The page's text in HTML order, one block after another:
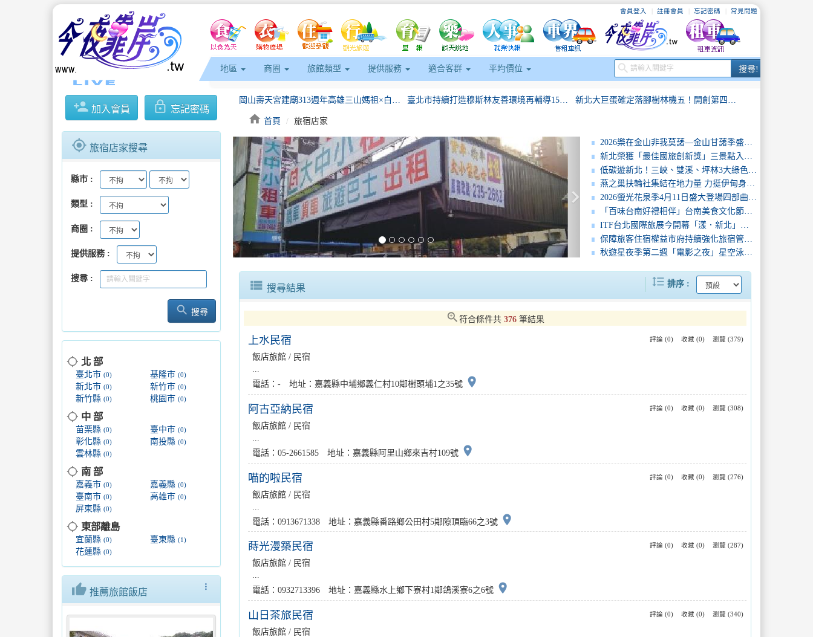
會員登入 註冊會員 忘記密碼 常見問題
地區 商圈 旅館類型 提供服務 適合客群 平均價位
搜
尋
search 搜尋!
person_add 加入會員 lock_outline 忘記密碼
gps_fixed 旅宿店家搜尋
縣市
類型
商圈
提供服務
搜尋
search 搜尋
location_searching 北 部
臺北市 (0) 基隆市(0)
新北市 (0) 新竹市(0)
新竹縣 (0) 桃園市(0)
location_searching 中 部
苗栗縣 (0) 臺中市(0)
彰化縣 (0) 南投縣(0)
雲林縣 (0)
location_searching 南 部
嘉義市 (0) 嘉義縣(0)
臺南市 (0) 高雄市(0)
屏東縣 (0)
location_searching 東部離島
宜蘭縣 (0) 臺東縣(1)
花蓮縣 (0)
more_vert
thumb_up 推薦旅館飯店
岡山壽天宮建廟313週年高雄三山媽祖×白沙屯媽祖首次聯袂岡山賜福高市府推出媽祖平安券歡迎進香信眾 臺北市持續打造穆斯林友善環境再輔導15家業者取得穆斯林友善認證推動成果屢獲國際肯定！ 新北大巨蛋確定落腳樹林機五！開創第四都心躍升國際城市
七龍珠Z星空電影院暑假加碼登場！布羅利劇場版7月21日18時15分免費放映 限量發送1,000支《七龍珠Z》主題透扇 觀旅局與衛生局聯合稽查確保旅宿環境衛生
下半年活動及演唱會接連登場！北市觀傳局加強查緝非法日租守護旅客住宿安全 基隆市全中運代表隊授旗出征 市長謝國樑勉勵選手全力以赴、再創高峰 商圈精彩活動臺南耶誕城等你來體驗
最強母親節OUTLET優惠，北中南三地同步開催！
岡山壽天宮建廟313週年高雄三山媽祖×白沙屯媽祖首次聯袂岡山賜福高市府推出媽祖平安券歡迎進香信眾 臺北市持續打造穆斯林友善環境再輔導15家業者取得穆斯林友善認證推動成果屢獲國際肯定！ 新北大巨蛋確定落腳樹林機五！開創第四都心躍升國際城市
「院望啟程」愛在高雄蔓延——永慶集團、港都電台攜手創世基金會舉辦公益園遊會 邀全民為花蓮植物人安養院築愛起航
七龍珠Z星空電影院暑假加碼登場！布羅利劇場版7月21日18時15分免費放映 限量發送1,000支《七龍珠Z》主題透扇 臺南問路店、借問站持續充電迎旅客─第一線服務在AI時代更顯人情味 觀旅局與衛生局聯合稽查確保旅宿環境衛生
商圈精彩活動臺南耶誕城等你來體驗
home 首頁 旅宿店家
keyboard_arrow_left keyboard_arrow_right
2026樂在金山非我莫藷—金山甘藷季盛大起跑，跨域攜手拓蔬人推創意甘藷料理，顛覆味蕾想像
新北榮獲「最佳國旅創新獎」三景點入選觀光100亮點
低碳遊新北！三峽、雙溪、坪林3大綠色遊程歡迎民眾踴躍報名
燕之巢扶輪社集結在地力量 力挺伊甸身心障礙朋友
2026螢光花泉季4月11日盛大登場四部曲串聯楠西春日魅力邀民眾賞螢、賞花、泡湯、漫遊山城
「百味台南好禮相伴」台南美食文化節壓軸登場高雄漢神巨蛋
ITF台北國際旅展今開幕「漾．新北」限量好康一次到位
保障旅客住宿權益市府持續強化旅宿管理與市場透明
秋遊星夜季第二週「電影之夜」星空泳池浪漫開映
format_line_spacing 排序
view_list 搜尋結果
zoom_in 符合條件共 376筆結果
評論 (0) 收藏 (0) 瀏覽 (379)
上水民宿
飯店旅館 / 民宿
...
電話：- 地址：嘉義縣中埔鄉義仁村10鄰樹頭埔1之35號 place
評論 (0) 收藏 (0) 瀏覽 (308)
阿古亞納民宿
飯店旅館 / 民宿
電話：05-2661585 地址：嘉義縣阿里山鄉來吉村109號 place
評論 (0) 收藏 (0) 瀏覽 (276)
喵的啦民宿
飯店旅館 / 民宿
電話：0913671338 地址：嘉義縣番路鄉公田村5鄰隙頂臨66之3號 place
評論 (0) 收藏 (0) 瀏覽 (287)
蒔光漫築民宿
飯店旅館 / 民宿
...
電話：0932713396 地址：嘉義縣水上鄉下寮村1鄰鴿溪寮6之6號 place
評論 (0) 收藏 (0) 瀏覽 (340)
山日茶旅民宿
飯店旅館 / 民宿